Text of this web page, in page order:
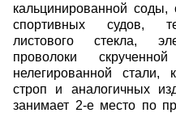
кальцинированной соды,
спортивных судов,
листового стекла,
проволоки
нелегированной стали,
строп и аналогичных
занимает 2-е место по